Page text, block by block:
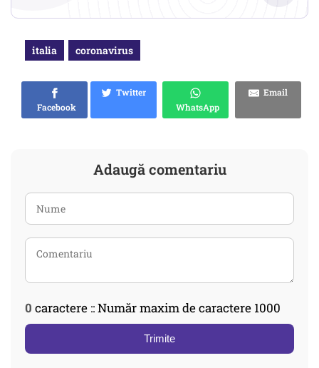
italia coronavirus
Facebook
Twitter
WhatsApp
Email
Adaugă comentariu
0 caractere :: Număr maxim de caractere 1000
Trimite